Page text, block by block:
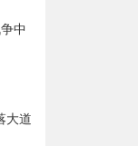
中
大道